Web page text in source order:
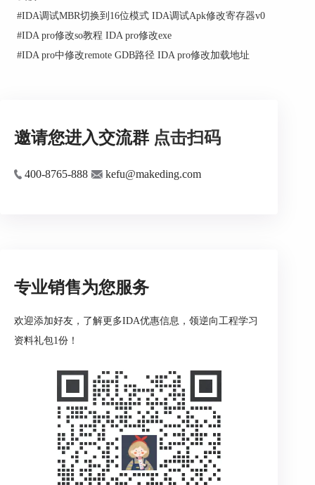
在某些情况下，我们可能需要对SO文件进行破
Hook技术是指通过修改函数入口地址，以便在函数
执行前或执行后注入自己的代码。通过Hook技术，
我们可以修改函数的行为，来实现我们所需要的功
能。
2、解密算法分析
如果SO文件中使用了加密算法对函数进行保护，
我们可以通过分析算法来还原原始的函数实现。在
进行解密算法分析时，我们需要了解加密算法的种
类和运作原理，方便编写相应的解密程序。
3、拦截系统调用
#IDA调试MBR切换到16位模式 IDA调试Apk修改寄存器v0
#IDA pro修改so教程 IDA pro修改exe
#IDA pro中修改remote GDB路径 IDA pro修改加载地址
邀请您进入交流群 点击扫码
400-8765-888 kefu@makeding.com
专业销售为您服务
欢迎添加好友，了解更多IDA优惠信息，领逆向工程学习
资料礼包1份！